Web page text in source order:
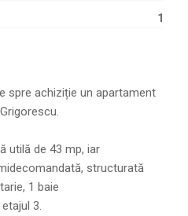
1
spre achiziție un apartament
utilă de 43 mp, iar
structurată
1 baie
3.